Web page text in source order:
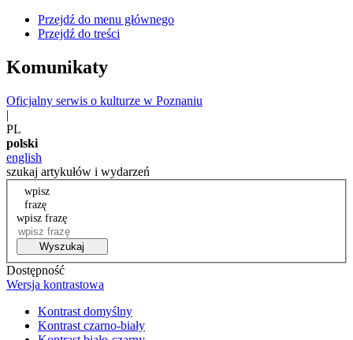
Przejdź do menu głównego
Przejdź do treści
Komunikaty
Oficjalny serwis o kulturze w Poznaniu
|
PL
polski
english
szukaj artykułów i wydarzeń
wpisz
frazę
wpisz frazę
Wyszukaj
Dostępność
Wersja kontrastowa
Kontrast domyślny
Kontrast czarno-biały